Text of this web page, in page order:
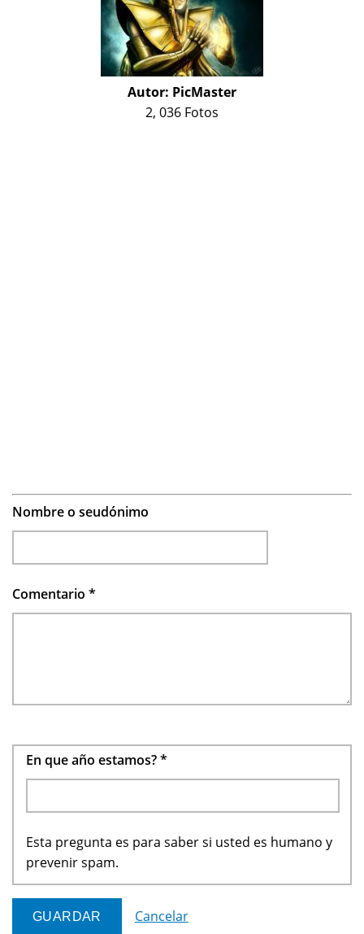
Autor: PicMaster
2, 036 Fotos
Nombre o seudónimo
Comentario *
En que año estamos?*
Esta pregunta es para saber si usted es humano y
prevenir spam.
Cancelar